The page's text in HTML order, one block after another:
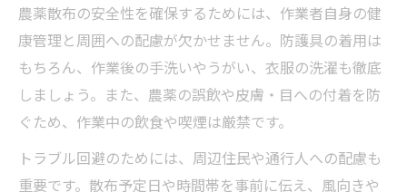
農薬散布の安全性を確保するためには、作業者自身の健
康管理と周囲への配慮が欠かせません。防護具の着用は
もちろん、作業後の手洗いやうがい、衣服の洗濯も徹底
しましょう。また、農薬の誤飲や皮膚・目への付着を防
ぐため、作業中の飲食や喫煙は厳禁です。
トラブル回避のためには、周辺住民や通行人への配慮も
重要です。散布予定日や時間帯を事前に伝え、風向きや